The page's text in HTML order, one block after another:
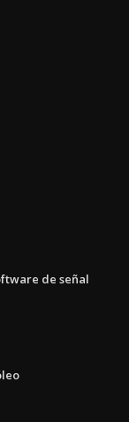
de señal